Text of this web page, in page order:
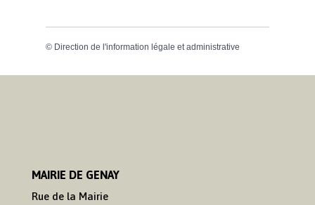
© Direction de l'information légale et administrative
MAIRIE DE GENAY
Rue de la Mairie